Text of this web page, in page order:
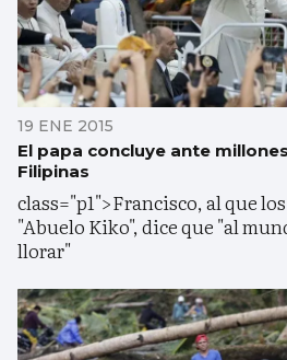
19 ENE 2015
El papa concluye ante
Filipinas
class="p1">Francisco, al que
"Abuelo Kiko", dice que "al
llorar"